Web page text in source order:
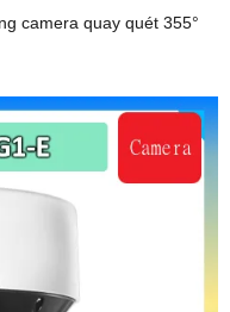
camera quay quét 355°